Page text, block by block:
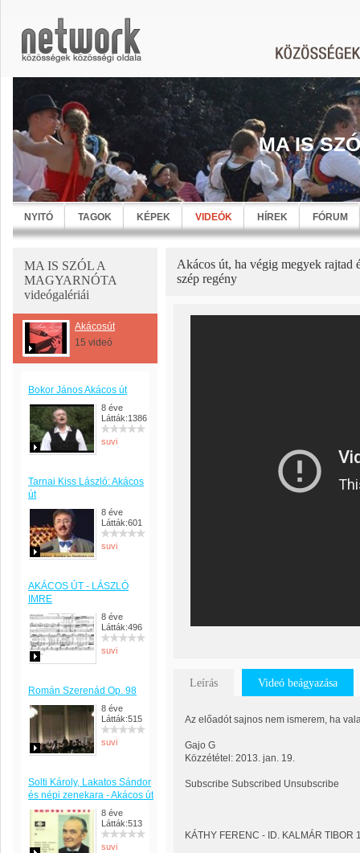
MA IS
NYITÓ TAGOK KÉPEK VIDEÓK HÍREK FÓRUM
MA IS SZÓL A
MAGYARNÓTA
videógalériái
Akácosút
15 videó
Bokor János Akácos út
8 éve
Látták:1386
suvi
Tarnai Kiss László: Akácos
út
8 éve
Látták:601
suvi
AKÁCOS ÚT - LÁSZLÓ
IMRE
8 éve
Látták:496
suvi
Román Szerenád Op. 98
8 éve
Látták:515
suvi
Solti Károly, Lakatos Sándor
és népi zenekara - Akácos út
8 éve
Látták:513
suvi
Akácos út, ha végig megyek rajtad
szép regény
Leírás Videó beágyazása
Az előadót sajnos nem ismerem, ha
Gajo G
Közzététel: 2013. jan. 19.
Subscribe Subscribed Unsubscribe
KÁTHY FERENC - ID. KALMÁR TIBOR